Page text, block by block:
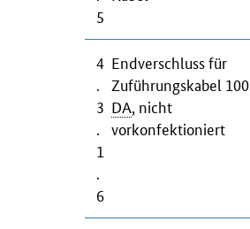
5
4
.
3
.
1
.
6
Endverschluss für
Zuführungskabel 100
DA, nicht
vorkonfektioniert